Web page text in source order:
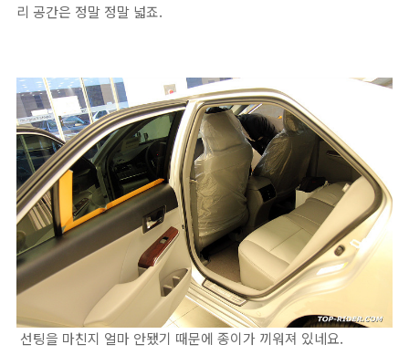
리 공간은 정말 정말 넓죠.
선팅을 마친지 얼마 안됐기 때문에 종이가 끼워져 있네요.